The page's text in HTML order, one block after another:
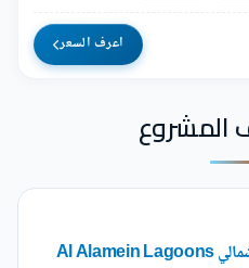
اعرف السعر
الساحل الشمالي Al Alamein Lagoons